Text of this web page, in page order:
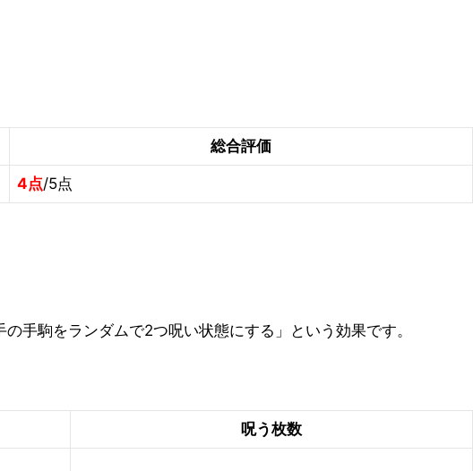
総合評価
4点/5点
手駒をランダムで2つ呪い状態にする」という効果です。
呪う枚数